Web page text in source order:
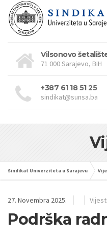
Vilsonovo
71 000 Sarajevo, BiH
+387 61 18 51 25
sindikat@sunsa.ba
Sindikat Univerziteta u Sarajevu
27. Novembra 2025. Vijesti
Podrška